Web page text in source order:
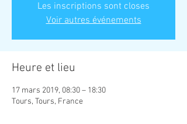
Les inscriptions sont closes
Voir autres événements
Heure et lieu
17 mars 2019, 08:30 – 18:30
Tours, Tours, France